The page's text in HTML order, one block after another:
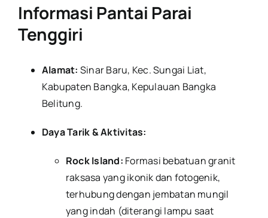
Informasi Pantai Parai
Tenggiri
Alamat: Sinar Baru, Kec. Sungai Liat,
Kabupaten Bangka, Kepulauan Bangka
Belitung.
Daya Tarik & Aktivitas:
Rock Island: Formasi bebatuan granit
raksasa yang ikonik dan fotogenik,
terhubung dengan jembatan mungil
yang indah (diterangi lampu saat